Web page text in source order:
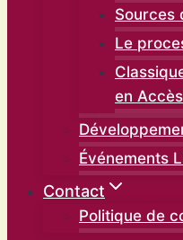
Sources
Le
en
Événements
Contact
Politique de